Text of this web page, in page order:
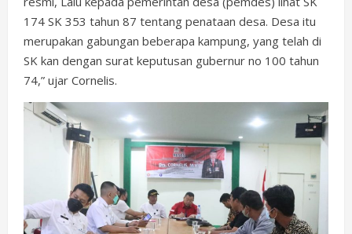
174 SK 353 tahun 87 tentang penataan desa. Desa itu
merupakan gabungan beberapa kampung, yang telah di
SK kan dengan surat keputusan gubernur no 100 tahun
74,” ujar Cornelis.